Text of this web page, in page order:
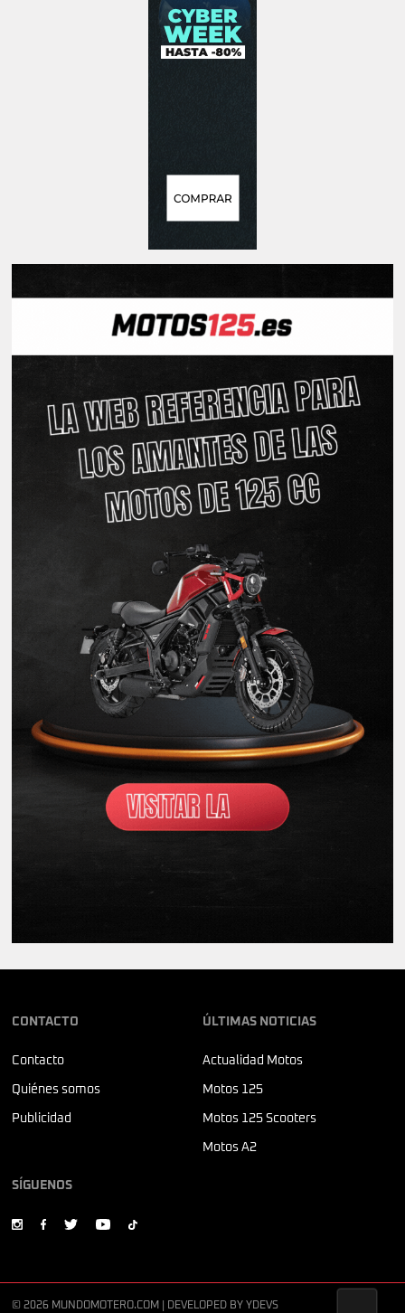
CONTACTO
Contacto
Quiénes somos
Publicidad
ÚLTIMAS NOTICIAS
Actualidad Motos
Motos 125
Motos 125 Scooters
Motos A2
SÍGUENOS
© 2026 MUNDOMOTERO.COM | DEVELOPED BY YDEVS